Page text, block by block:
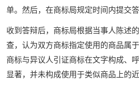
单。然后，在商标局规定时间内提交答
收到答辩后，商标局根据当事人陈述
查，认为双方商标指定使用的商品属
商标与异议人引证商标在文字构成、
显著，并未构成使用于类似商品上的近